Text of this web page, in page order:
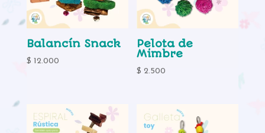
Balancín Snack
$ 12.000
Pelota de
Mimbre
$ 2.500